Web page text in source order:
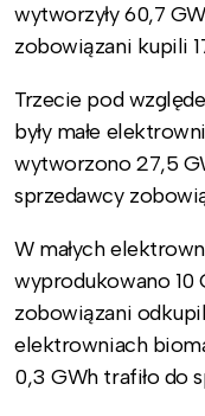
wytworzyły 60,7
zobowiązani kupili
Trzecie pod
były małe
wytworzono 27,5
sprzedawcy
W małych
wyprodukowano 10
zobowiązani
elektrowniach
0,3 GWh trafiło do